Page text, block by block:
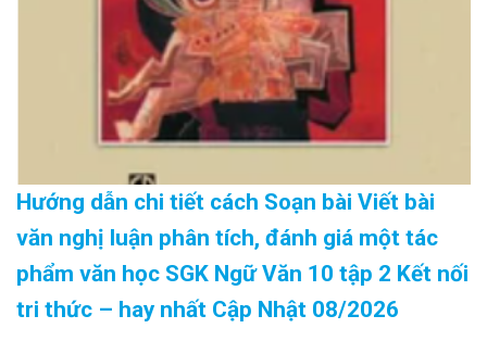
Hướng dẫn chi tiết cách Soạn bài Viết bài
văn nghị luận phân tích, đánh giá một tác
phẩm văn học SGK Ngữ Văn 10 tập 2 Kết nối
tri thức – hay nhất Cập Nhật 08/2026